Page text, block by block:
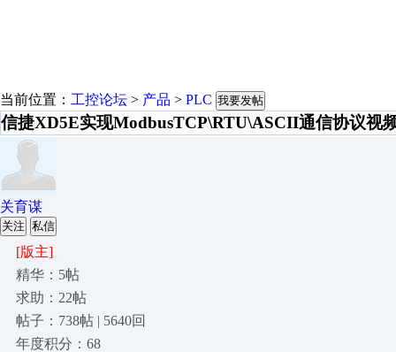
当前位置： 工控论坛 > 产品 > PLC 我要发帖
信捷XD5E实现ModbusTCP\RTU\ASCII通信协议视
关育谋
关注 私信
[版主]
精华：5帖
求助：22帖
帖子：738帖 | 5640回
年度积分：68